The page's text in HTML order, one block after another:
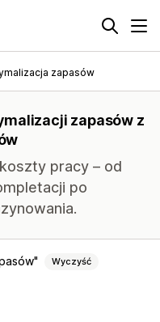
zapasów
zapasów z
pracy – od
po
Wyczyść